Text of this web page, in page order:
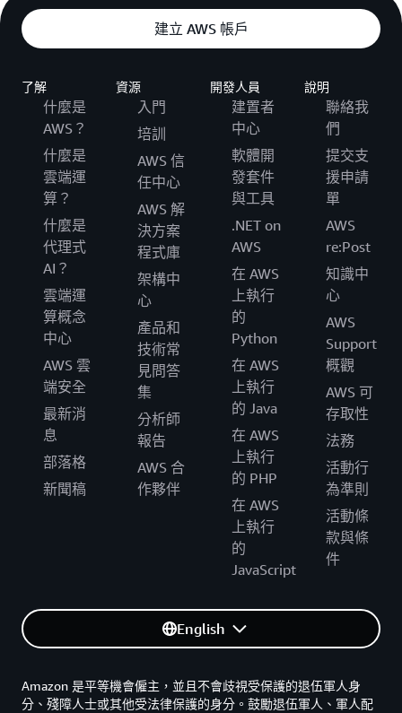
建立 AWS 帳戶
了解
什麼是
AWS？
什麼是
雲端運
算？
什麼是
代理式
AI？
雲端運
算概念
中心
AWS 雲
端安全
最新消
息
部落格
新聞稿
資源
入門
培訓
AWS 信
任中心
AWS 解
決方案
程式庫
架構中
心
產品和
技術常
見問答
集
分析師
報告
AWS 合
作夥伴
開發人員
建置者
中心
軟體開
發套件
與工具
.NET on
AWS
在 AWS
上執行
的
Python
在 AWS
上執行
的 Java
在 AWS
上執行
的 PHP
在 AWS
上執行
的
JavaScript
說明
聯絡我
們
提交支
援申請
單
AWS
re:Post
知識中
心
AWS
Support
概觀
AWS 可
存取性
法務
活動行
為準則
活動條
款與條
件
English
Amazon 是平等機會僱主，並且不會歧視受保護的退伍軍人身
分、殘障人士或其他受法律保護的身分。鼓勵退伍軍人、軍人配